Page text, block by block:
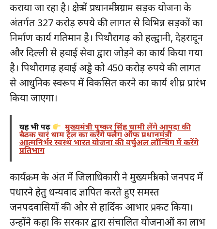
कराया जा रहा है। क्षेत्र में प्रधानमंत्री ग्राम सड़क योजना के
अंतर्गत 327 करोड़ रुपये की लागत से विभिन्न सड़कों का
निर्माण कार्य गतिमान है। पिथौरागढ़ को हल्द्वानी, देहरादून
और दिल्ली से हवाई सेवा द्वारा जोड़ने का कार्य किया गया
है। पिथौरागढ़ हवाई अड्डे को 450 करोड़ रुपये की लागत
से आधुनिक स्वरूप में विकसित करने का कार्य शीघ्र प्रारंभ
किया जाएगा।
यह भी पढ़ें मुख्यमंत्री पुष्कर सिंह धामी लेंगे आपदा की
बैठक चार धाम ट्रेल का करेंगे फ्लैग ऑफ प्रधानमंत्री
आत्मनिर्भर स्वस्थ भारत योजना की वर्चुअल लॉन्चिंग में करेंगे
प्रतिभाग
कार्यक्रम के अंत में जिलाधिकारी ने मुख्यमंत्री को जनपद में
पधारने हेतु धन्यवाद ज्ञापित करते हुए समस्त
जनपदवासियों की ओर से हार्दिक आभार प्रकट किया।
उन्होंने कहा कि सरकार द्वारा संचालित योजनाओं का लाभ